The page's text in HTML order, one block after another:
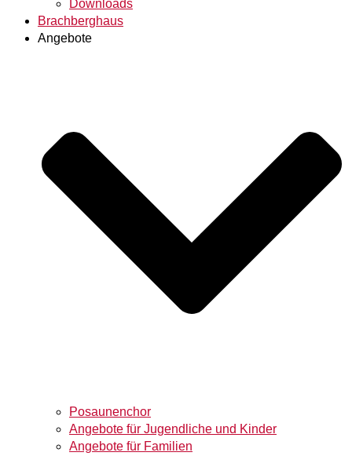
Downloads
Brachberghaus
Angebote
Posaunenchor
Angebote für Jugendliche und Kinder
Angebote für Familien